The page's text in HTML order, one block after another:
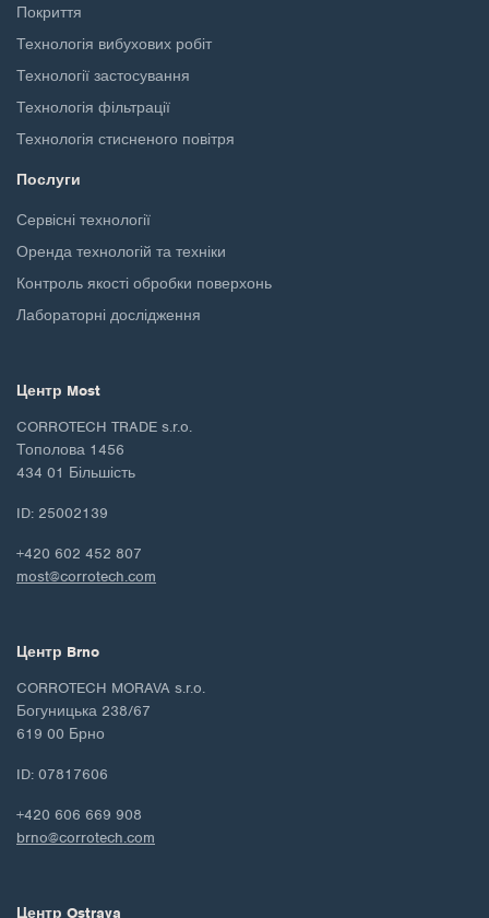
Покриття
Технологія вибухових робіт
Технології застосування
Технологія фільтрації
Технологія стисненого повітря
Послуги
Сервісні технології
Оренда технологій та техніки
Контроль якості обробки поверхонь
Лабораторні дослідження
Центр Most
CORROTECH TRADE s.r.o.
Тополова 1456
434 01 Більшість
ID: 25002139
+420 602 452 807
most@corrotech.com
Центр Brno
CORROTECH MORAVA s.r.o.
Богуницька 238/67
619 00 Брно
ID: 07817606
+420 606 669 908
brno@corrotech.com
Центр Ostrava